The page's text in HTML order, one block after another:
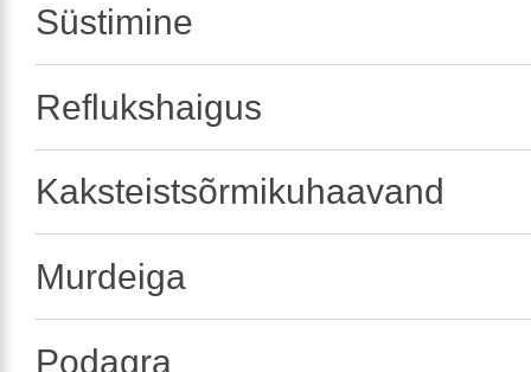
Süstimine
Reflukshaigus
Kaksteistsõrmikuhaavand
Murdeiga
Podagra